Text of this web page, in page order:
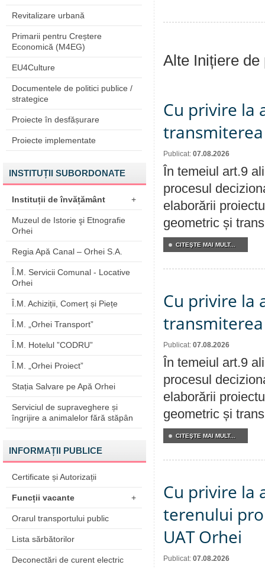
Revitalizare urbană
Primarii pentru Creștere
Economică (M4EG)
EU4Culture
Documentele de politici publice /
strategice
Proiecte în desfășurare
Proiecte implementate
INSTITUȚII SUBORDONATE
Instituții de învățământ +
Muzeul de Istorie şi Etnografie
Orhei
Regia Apă Canal – Orhei S.A.
Î.M. Servicii Comunal - Locative
Orhei
Î.M. Achiziții, Comerț și Piețe
Î.M. „Orhei Transport”
Î.M. Hotelul ”CODRU”
Î.M. „Orhei Proiect”
Stația Salvare pe Apă Orhei
Serviciul de supraveghere și
îngrijire a animalelor fără stăpân
INFORMAȚII PUBLICE
Certificate și Autorizații
Funcții vacante +
Orarul transportului public
Lista sărbătorilor
Deconectări de curent electric
Alte Inițiere de
Cu privire la
Publicat: 07.08.2026
În temeiul art.9
procesul
elaborării
geometric și
CITEŞTE MAI MULT...
Cu privire la
Publicat: 07.08.2026
În temeiul art.9
procesul
elaborării
geometric și
CITEŞTE MAI MULT...
Cu privire la
terenului
UAT Orhei
Publicat: 07.08.2026